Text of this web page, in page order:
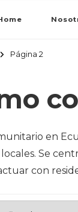
Página 2
en
Se
con